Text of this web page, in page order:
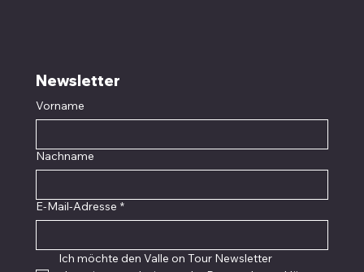
Newsletter
Vorname
Nachname
E-Mail-Adresse *
Ich möchte den Valle on Tour Newsletter